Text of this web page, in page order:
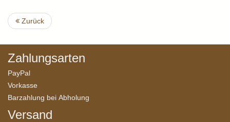
Zurück
Zahlungsarten
PayPal
Vorkasse
Barzahlung bei Abholung
Versand